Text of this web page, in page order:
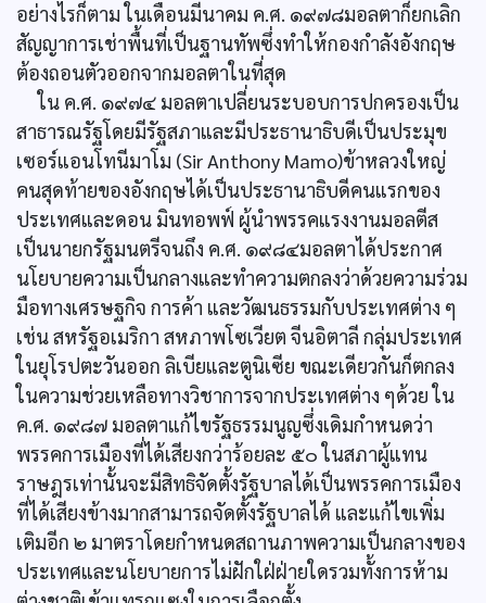
อย่างไรก็ตาม ในเดือนมีนาคม ค.ศ. ๑๙๗๘มอลตาก็ยกเลิก
สัญญาการเช่าพื้นที่เป็นฐานทัพซึ่งทำให้กองกำลังอังกฤษ
ต้องถอนตัวออกจากมอลตาในที่สุด
ใน ค.ศ. ๑๙๗๔ มอลตาเปลี่ยนระบอบการปกครองเป็น
สาธารณรัฐโดยมีรัฐสภาและมีประธานาธิบดีเป็นประมุข
เซอร์แอนโทนีมาโม (Sir Anthony Mamo)ข้าหลวงใหญ่
คนสุดท้ายของอังกฤษได้เป็นประธานาธิบดีคนแรกของ
ประเทศและดอน มินทอพฟ์ ผู้นำพรรคแรงงานมอลตีส
เป็นนายกรัฐมนตรีจนถึง ค.ศ. ๑๙๘๔มอลตาได้ประกาศ
นโยบายความเป็นกลางและทำความตกลงว่าด้วยความร่วม
มือทางเศรษฐกิจ การค้า และวัฒนธรรมกับประเทศต่าง ๆ
เช่น สหรัฐอเมริกา สหภาพโซเวียต จีนอิตาลี กลุ่มประเทศ
ในยุโรปตะวันออก ลิเบียและตูนิเซีย ขณะเดียวกันก็ตกลง
ในความช่วยเหลือทางวิชาการจากประเทศต่าง ๆด้วย ใน
ค.ศ. ๑๙๘๗ มอลตาแก้ไขรัฐธรรมนูญซึ่งเดิมกำหนดว่า
พรรคการเมืองที่ได้เสียงกว่าร้อยละ ๕๐ ในสภาผู้แทน
ราษฎรเท่านั้นจะมีสิทธิจัดตั้งรัฐบาลได้เป็นพรรคการเมือง
ที่ได้เสียงข้างมากสามารถจัดตั้งรัฐบาลได้ และแก้ไขเพิ่ม
เติมอีก ๒ มาตราโดยกำหนดสถานภาพความเป็นกลางของ
ประเทศและนโยบายการไม่ฝักใฝ่ฝ่ายใดรวมทั้งการห้าม